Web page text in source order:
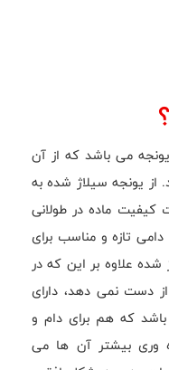
می باشد که از آن
از یونجه سیلاژ شده به
کیفیت ماده در طولانی
تازه و مناسب برای
شده علاوه بر این که در
دست نمی دهد، دارای
که هم برای دام و
وری بیشتر آن ها می